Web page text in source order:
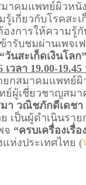
าคมแพทย์ผิวหนั
เกี่ยวกับโรคสะเ
องการให้ความรู้
ารับชมผ่านเพจเ
วันสะเก็ดเงินโลก
วลา 19.00-19.45
ยกสมาคมแพทย์ผิ
า วณิชภักดีเดชา
เป็นผู้ดำเนินรา
จ “ครบเครื่องเรื่อ
ห่งประเทศไทย (